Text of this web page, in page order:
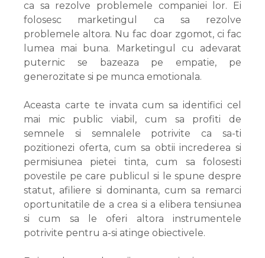
ca sa rezolve problemele companiei lor. Ei
folosesc marketingul ca sa rezolve
problemele altora. Nu fac doar zgomot, ci fac
lumea mai buna. Marketingul cu adevarat
puternic se bazeaza pe empatie, pe
generozitate si pe munca emotionala.
Aceasta carte te invata cum sa identifici cel
mai mic public viabil, cum sa profiti de
semnele si semnalele potrivite ca sa-ti
pozitionezi oferta, cum sa obtii increderea si
permisiunea pietei tinta, cum sa folosesti
povestile pe care publicul si le spune despre
statut, afiliere si dominanta, cum sa remarci
oportunitatile de a crea si a elibera tensiunea
si cum sa le oferi altora instrumentele
potrivite pentru a-si atinge obiectivele.